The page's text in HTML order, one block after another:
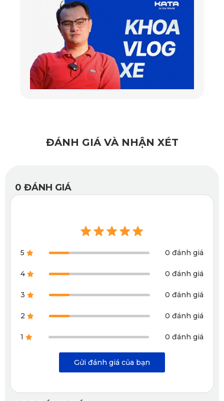
Bề mặt chống trơn trượt, chống thấm tối ưu
tô 360 Mazda CX-60
cương nổi sang trọng. Lớp vân này không chỉ giúp tăng độ
bật vẻ hiện đại, cá tính cho không gian nội thất.
Thảm có khả năng chống nước tuyệt đối, không thấm
ngược. Bạn có thể bước vào xe sau cơn mưa mà không lo
thảm giúp không gian xe không bị ám mùi hay có mùi hôi
khó chịu.
Độ dày lý tưởng, giảm ồn hiệu quả
Không quá dày để gây cộm, không quá mỏng để thiếu hiệu
quả, thảm có độ dày tiêu chuẩn 2mm. Khi vận hành, lớp
ĐÁNH GIÁ VÀ NHẬN XÉT
0 ĐÁNH GIÁ
5 0 đánh giá
4 0 đánh giá
3 0 đánh giá
2 0 đánh giá
1 0 đánh giá
Gửi đánh giá của bạn